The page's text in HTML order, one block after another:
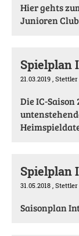
Hier gehts
Junioren
Spielplan
21.03.2019 ,
Die IC-Saison
Spielplan
31.05.2018 ,
Saisonplan